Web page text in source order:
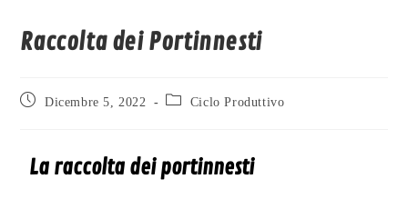
Raccolta dei Portinnesti
Dicembre 5, 2022 Ciclo Produttivo
La raccolta dei portinnesti